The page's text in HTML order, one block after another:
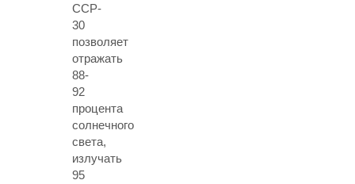
CCP-
30
позволяет
отражать
88-
92
процента
солнечного
света,
излучать
95